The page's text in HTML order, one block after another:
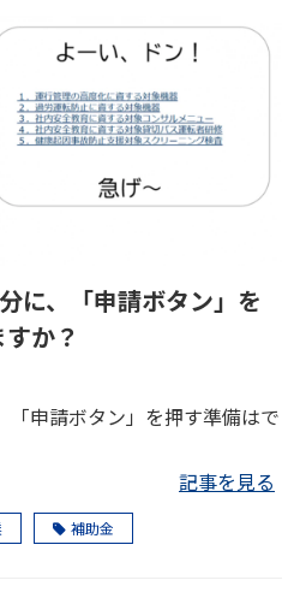
に、「申請ボタン」を
か？
申請ボタン」を押す準備はで
記事を見る
補助金